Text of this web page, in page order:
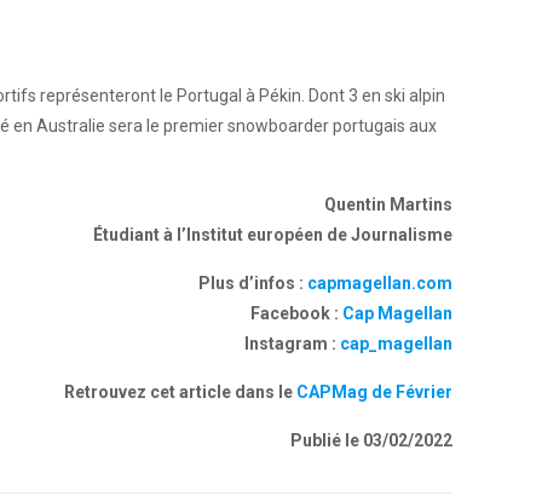
représenteront le Portugal à Pékin. Dont 3 en ski alpin
en Australie sera le premier snowboarder portugais aux
Quentin Martins
Étudiant à l’Institut européen de Journalisme
Plus d’infos : capmagellan.com
Facebook : Cap Magellan
Instagram : cap_magellan
Retrouvez cet article dans le CAPMag de Février
Publié le 03/02/2022